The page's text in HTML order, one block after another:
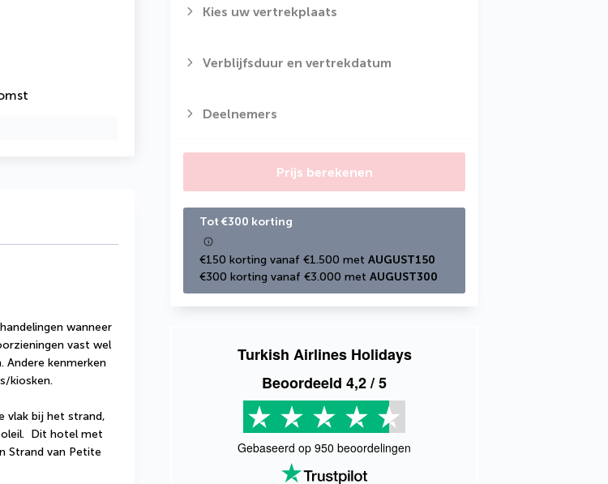
Kies uw vertrekplaats
Verblijfsduur en vertrekdatum
Deelnemers
Prijs berekenen
Tot €300 korting
€150 korting vanaf €1.500 met AUGUST150
€300 korting vanaf €3.000 met AUGUST300
Turkish Airlines Holidays
Beoordeeld 4,2/ 5
Gebaseerd op 950 beoordelingen
wanneer
vast wel
kenmerken
kiosken.
vlak bij het strand,
Dit hotel met
Strand van Petite